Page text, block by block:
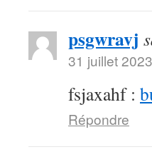
psgwravj
31 juillet
fsjaxahf :
Répondre